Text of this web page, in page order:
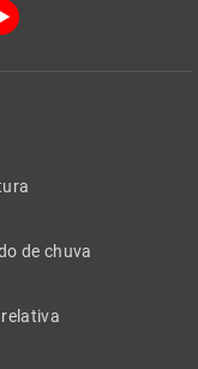
de chuva